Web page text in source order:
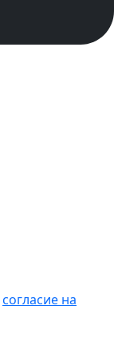
согласие на